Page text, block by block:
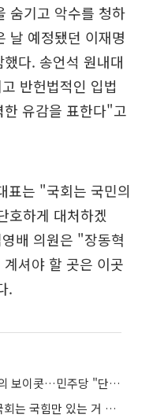
숨기고 악수를 청하
날 예정됐던 이재명
다. 송언석 원내대
반헌법적인 입법
유감을 표한다"고
표는 "국회는 국민의
호하게 대처하겠
배 의원은 "장동혁
셔야 할 곳은 이곳
.
국힘, '사법개혁안 강행 반발' 본회의 보이콧…민주당 "단호히 대처"
국민의힘 본회의 불참에 한병도 "국회는 국힘만 있는 거 아냐…단호히 대처”